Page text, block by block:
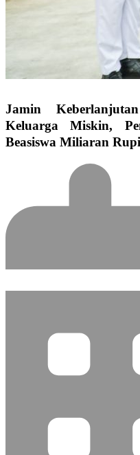
Jamin
Keluarga Miskin,
Beasiswa Miliaran